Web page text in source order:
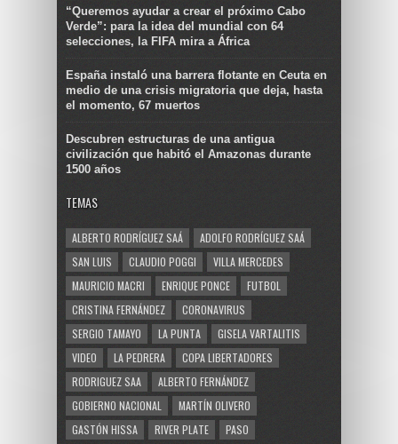
“Queremos ayudar a crear el próximo Cabo
Verde”: para la idea del mundial con 64
selecciones, la FIFA mira a África
España instaló una barrera flotante en Ceuta en
medio de una crisis migratoria que deja, hasta
el momento, 67 muertos
Descubren estructuras de una antigua
civilización que habitó el Amazonas durante
1500 años
TEMAS
ALBERTO RODRÍGUEZ SAÁ
ADOLFO RODRÍGUEZ SAÁ
SAN LUIS
CLAUDIO POGGI
VILLA MERCEDES
MAURICIO MACRI
ENRIQUE PONCE
FUTBOL
CRISTINA FERNÁNDEZ
CORONAVIRUS
SERGIO TAMAYO
LA PUNTA
GISELA VARTALITIS
VIDEO
LA PEDRERA
COPA LIBERTADORES
RODRIGUEZ SAA
ALBERTO FERNÁNDEZ
GOBIERNO NACIONAL
MARTÍN OLIVERO
GASTÓN HISSA
RIVER PLATE PASO